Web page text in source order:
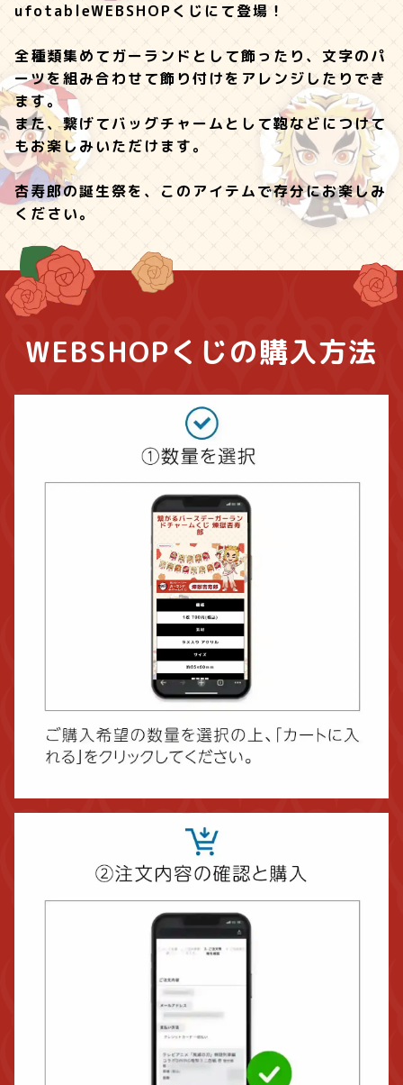
ufotableWEBSHOPくじにて登場！
全種類集めてガーランドとして飾ったり、文字のパ
ーツを組み合わせて飾り付けをアレンジしたりでき
ます。
また、繋げてバッグチャームとして鞄などにつけて
もお楽しみいただけます。
杏寿郎の誕生祭を、このアイテムで存分にお楽しみ
ください。
WEBSHOPくじの購入方法